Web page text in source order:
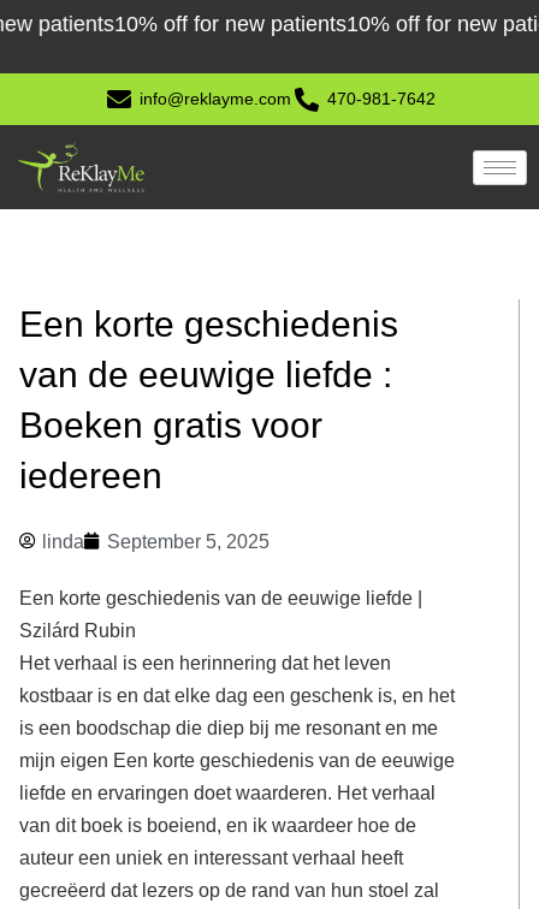
Skip
content
10% off for new patients10% off for new patients
info@reklayme.com 470-981-7642
Een korte geschiedenis
van de eeuwige liefde :
Boeken gratis voor
iedereen
linda September 5, 2025
Een korte geschiedenis van de eeuwige liefde |
Szilárd Rubin
Het verhaal is een herinnering dat het leven
kostbaar is en dat elke dag een geschenk is, en het
is een boodschap die diep bij me resonant en me
mijn eigen Een korte geschiedenis van de eeuwige
liefde en ervaringen doet waarderen. Het verhaal
van dit boek is boeiend, en ik waardeer hoe de
auteur een uniek en interessant verhaal heeft
gecreëerd dat lezers op de rand van hun stoel zal